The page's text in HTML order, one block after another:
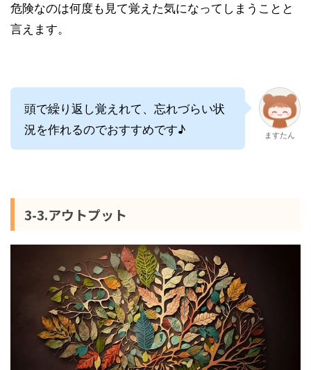
危険なのは何度も見て覚えた気になってしまうことと
言えます。
頭で繰り返し覚えれて、忘れづらい状
況を作れるのでおすすめです♪
ますたん
3-3.アウトプット